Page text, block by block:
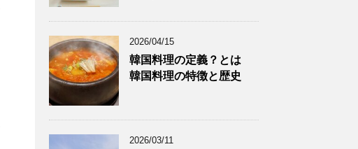
2026/04/15
韓国料理の定義？とは
韓国料理の特徴と歴史
2026/03/11